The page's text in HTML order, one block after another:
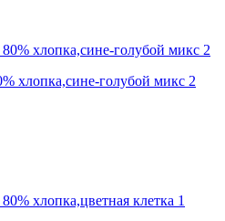
хлопка,сине-голубой микс 2